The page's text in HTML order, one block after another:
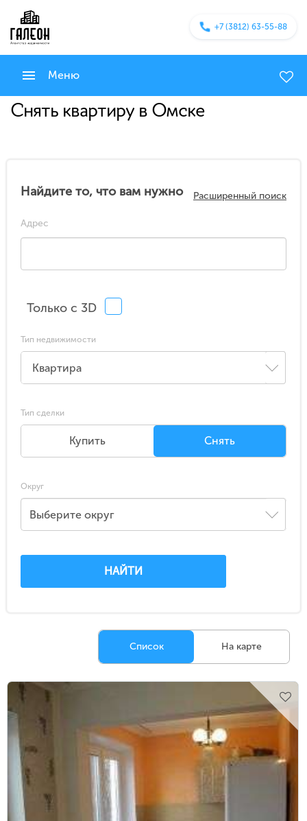
+7 (3812) 63-55-88
Меню
Снять квартиру в Омске
Список На карте
Найдите то, что вам нужно Расширенный поиск
Адрес
Только с 3D
Тип недвижимости
Тип сделки
Купить Снять
Округ
Выберите округ
НАЙТИ